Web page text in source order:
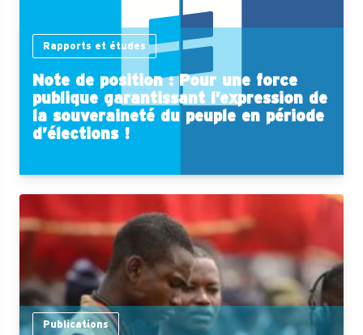
Rapports et études
Note de position : Pour une force
publique garantissant l’expression de
la souveraineté du peuple en période
d’élections !
Publications